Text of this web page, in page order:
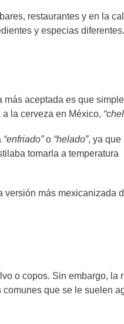
restaurantes y en la
y especias diferentes.
aceptada es que
la cerveza en México,
“enfriado”o “helado”, ya que
tomarla a temperatura
versión más mexicanizada
o copos. Sin embargo, la
que se le suelen